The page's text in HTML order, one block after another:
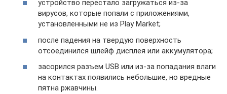
устройство перестало загружаться из-за
вирусов, которые попали с приложениями,
установленными не из Play Market;
после падения на твердую поверхность
отсоединился шлейф дисплея или аккумулятора;
засорился разъем USB или из-за попадания влаги
на контактах появились небольшие, но вредные
пятна ржавчины.